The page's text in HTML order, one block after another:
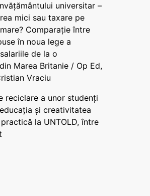
universitar –
mici sau taxare pe
Comparație între
în noua lege a
de la o
Marea Britanie / Op Ed,
Vraciu
reciclare a unor studenți
și creativitatea
la UNTOLD, între